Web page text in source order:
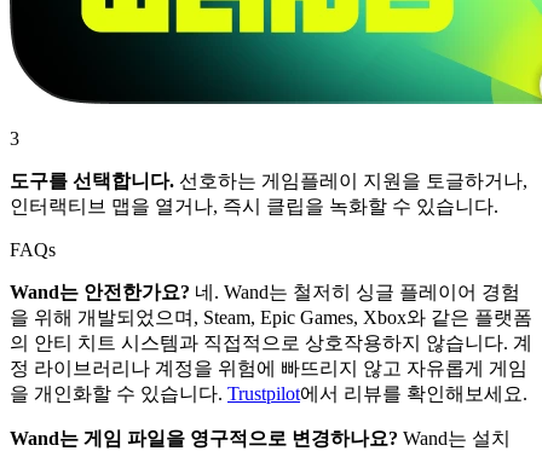
3
도구를 선택합니다. 선호하는 게임플레이 지원을 토글하거나,
인터랙티브 맵을 열거나, 즉시 클립을 녹화할 수 있습니다.
FAQs
Wand는 안전한가요? 네. Wand는 철저히 싱글 플레이어 경험
을 위해 개발되었으며, Steam, Epic Games, Xbox와 같은 플랫폼
의 안티 치트 시스템과 직접적으로 상호작용하지 않습니다. 계
정 라이브러리나 계정을 위험에 빠뜨리지 않고 자유롭게 게임
을 개인화할 수 있습니다. Trustpilot에서 리뷰를 확인해보세요.
Wand는 게임 파일을 영구적으로 변경하나요? Wand는 설치